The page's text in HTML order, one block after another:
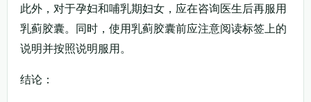
此外，对于孕妇和哺乳期妇女，应在咨询医生后再服用
乳蓟胶囊。同时，使用乳蓟胶囊前应注意阅读标签上的
说明并按照说明服用。
结论：